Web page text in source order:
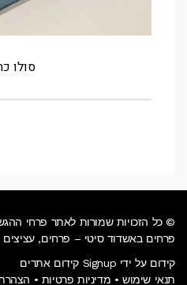
סולו
פרחים באשדוד סיטי – פרחים, עציצים
קידום על ידי Signup קידום אתרים
תנאי שימוש • מדיניות פרטיות •